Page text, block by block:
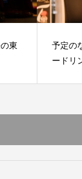
東
予定の
ードリ